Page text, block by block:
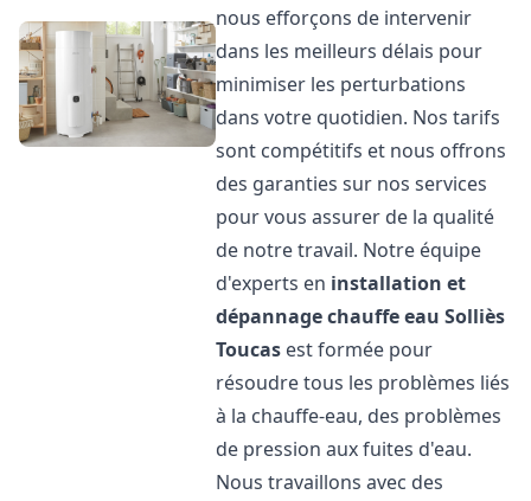
nous efforçons de intervenir
dans les meilleurs délais pour
minimiser les perturbations
dans votre quotidien. Nos tarifs
sont compétitifs et nous offrons
des garanties sur nos services
pour vous assurer de la qualité
de notre travail. Notre équipe
d'experts en installation et
dépannage chauffe eau Solliès
Toucas est formée pour
résoudre tous les problèmes liés
à la chauffe-eau, des problèmes
de pression aux fuites d'eau.
Nous travaillons avec des